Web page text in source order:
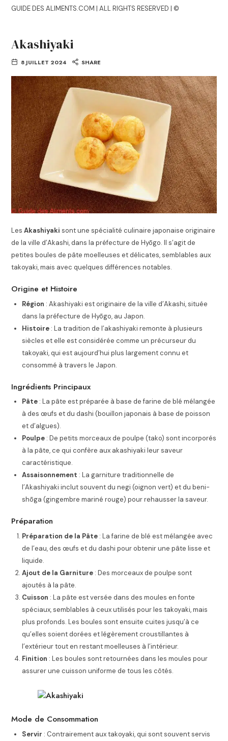
GUIDE DES ALIMENTS.COM | ALL RIGHTS RESERVED | ©
Akashiyaki
8 JUILLET 2024 SHARE
LesAkashiyaki sont une spécialité culinaire japonaise originaire
de la ville d’Akashi, dans la préfecture de Hyōgo. Il s’agit de
petites boules de pâte moelleuses et délicates, semblables aux
takoyaki, mais avec quelques différences notables.
Origine et Histoire
Région : Akashiyaki est originaire de la ville d’Akashi, située
dans la préfecture de Hyōgo, au Japon.
Histoire : La tradition de l’akashiyaki remonte à plusieurs
siècles et elle est considérée comme un précurseur du
takoyaki, qui est aujourd’hui plus largement connu et
consommé à travers le Japon.
Ingrédients Principaux
Pâte : La pâte est préparée à base de farine de blé mélangée
à des œufs et du dashi (bouillon japonais à base de poisson
et d’algues).
Poulpe : De petits morceaux de poulpe (tako) sont incorporés
à la pâte, ce qui confère aux akashiyaki leur saveur
caractéristique.
Assaisonnement : La garniture traditionnelle de
l’Akashiyaki inclut souvent du negi (oignon vert) et du beni-
shōga (gingembre mariné rouge) pour rehausser la saveur.
Préparation
Préparation de la Pâte : La farine de blé est mélangée avec
de l’eau, des œufs et du dashi pour obtenir une pâte lisse et
liquide.
Ajout de la Garniture : Des morceaux de poulpe sont
ajoutés à la pâte.
Cuisson : La pâte est versée dans des moules en fonte
spéciaux, semblables à ceux utilisés pour les takoyaki, mais
plus profonds. Les boules sont ensuite cuites jusqu’à ce
qu’elles soient dorées et légèrement croustillantes à
l’extérieur tout en restant moelleuses à l’intérieur.
Finition : Les boules sont retournées dans les moules pour
assurer une cuisson uniforme de tous les côtés.
Mode de Consommation
Servir : Contrairement aux takoyaki, qui sont souvent servis